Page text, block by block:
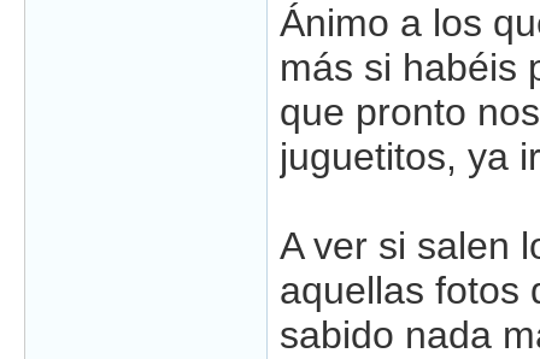
Ánimo a los
más si habéis
que pronto
juguetitos, ya
A ver si salen
aquellas fotos
sabido nada